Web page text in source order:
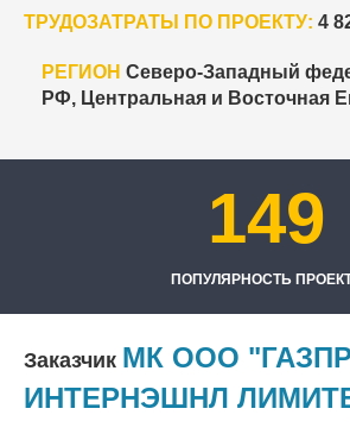
ТРУДОЗАТРАТЫ ПО ПРОЕКТУ: 4
РЕГИОН Северо-Западный
РФ, Центральная и Восточная
149
ПОПУЛЯРНОСТЬ
Заказчик МК ООО
ИНТЕРНЭШНЛ